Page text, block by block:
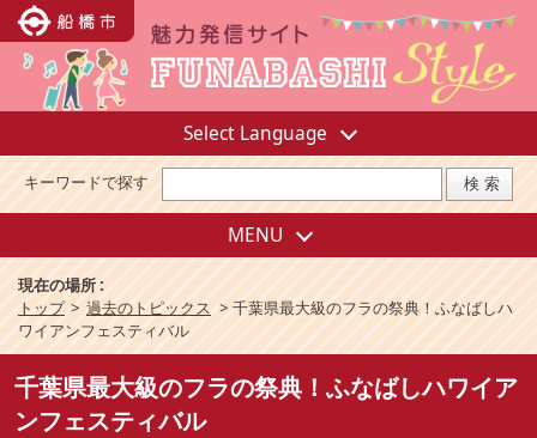
Select Language
キーワードで探す
MENU
現在の場所 :
トップ > 過去のトピックス > 千葉県最大級のフラの祭典！ふなばしハ
ワイアンフェスティバル
千葉県最大級のフラの祭典！ふなばしハワイア
ンフェスティバル